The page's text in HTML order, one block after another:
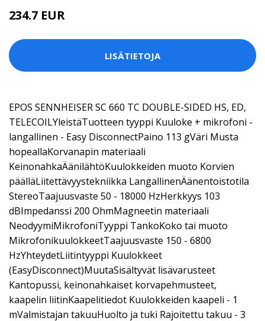
234.7 EUR
LISÄTIETOJA
EPOS SENNHEISER SC 660 TC DOUBLE-SIDED HS, ED,
TELECOILYleistäTuotteen tyyppi Kuuloke + mikrofoni -
langallinen - Easy DisconnectPaino 113 gVäri Musta
hopeallaKorvanapin materiaali
KeinonahkaÄänilähtöKuulokkeiden muoto Korvien
päälläLiitettävyystekniikka LangallinenÄänentoistotila
StereoTaajuusvaste 50 - 18000 HzHerkkyys 103
dBImpedanssi 200 OhmMagneetin materiaali
NeodyymiMikrofoniTyyppi TankoKoko tai muoto
MikrofonikuulokkeetTaajuusvaste 150 - 6800
HzYhteydetLiitintyyppi Kuulokkeet
(EasyDisconnect)MuutaSisältyvät lisävarusteet
Kantopussi, keinonahkaiset korvapehmusteet,
kaapelin liitinKaapelitiedot Kuulokkeiden kaapeli - 1
mValmistajan takuuHuolto ja tuki Rajoitettu takuu - 3